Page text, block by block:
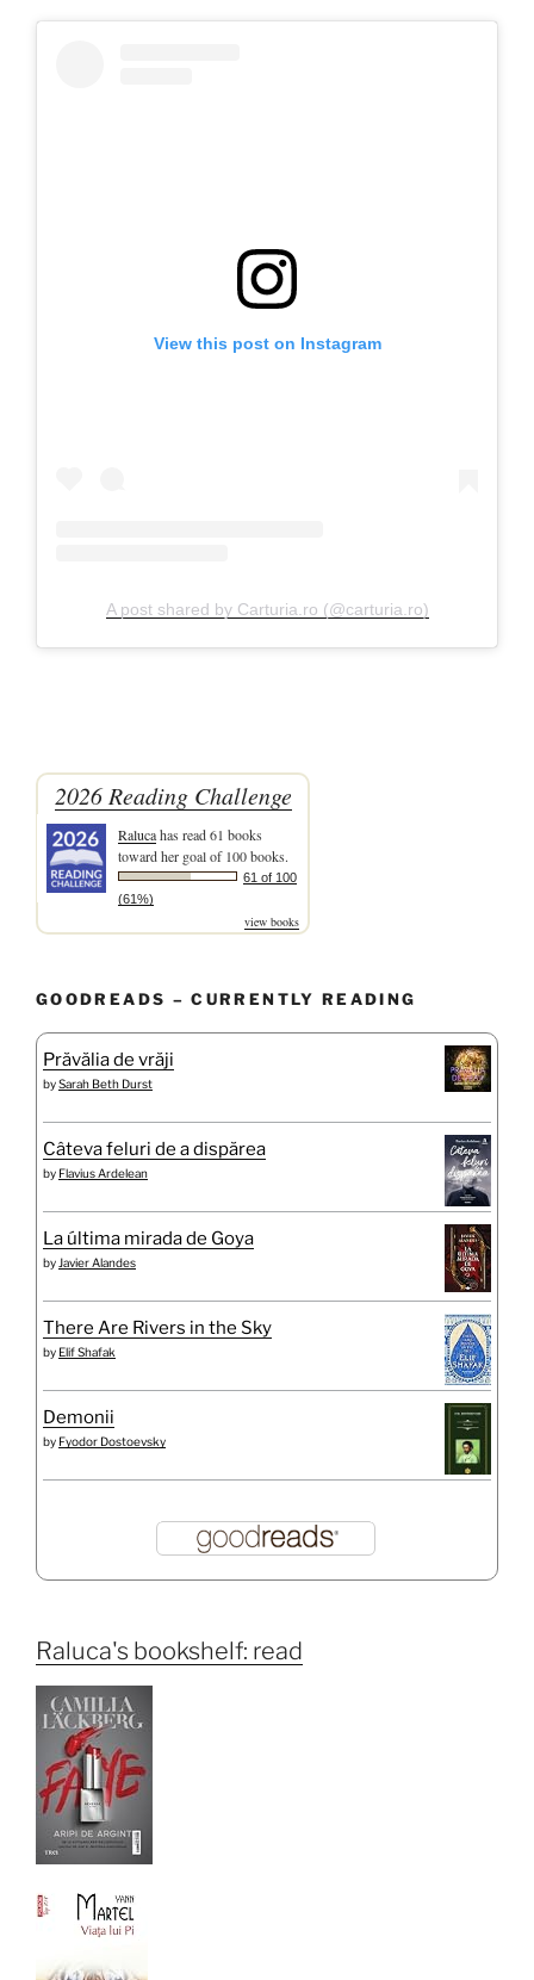
View this post on Instagram
A post shared by Carturia.ro (@carturia.ro)
2026 Reading Challenge
Ralucahas read 61 books
toward her goal of 100 books.
61 of 100
(61%)
view books
GOODREADS – CURRENTLY READING
Prăvălia de vrăji
bySarah Beth Durst
Câteva feluri de a dispărea
by Flavius Ardelean
La última mirada de Goya
by Javier Alandes
There Are Rivers in the Sky
by Elif Shafak
Demonii
by Fyodor Dostoevsky
Raluca's bookshelf: read